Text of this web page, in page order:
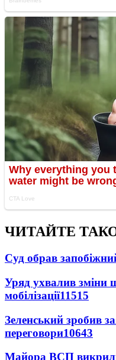
ЧИТАЙТЕ
Суд обрав
Уряд ухвалив зміни
мобілізації11515
Зеленський зробив
переговори10643
Майора ВСП